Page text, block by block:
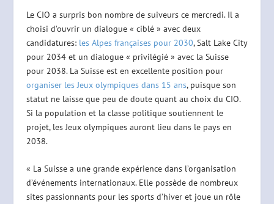
Le CIO a surpris bon nombre de suiveurs ce mercredi. Il a
choisi d’ouvrir un dialogue « ciblé » avec deux
candidatures: les Alpes françaises pour 2030, Salt Lake City
pour 2034 et un dialogue « privilégié » avec la Suisse
pour 2038. La Suisse est en excellente position pour
organiser les Jeux olympiques dans 15 ans, puisque son
statut ne laisse que peu de doute quant au choix du CIO.
Si la population et la classe politique soutiennent le
projet, les Jeux olympiques auront lieu dans le pays en
2038.
« La Suisse a une grande expérience dans l’organisation
d’événements internationaux. Elle possède de nombreux
sites passionnants pour les sports d’hiver et joue un rôle